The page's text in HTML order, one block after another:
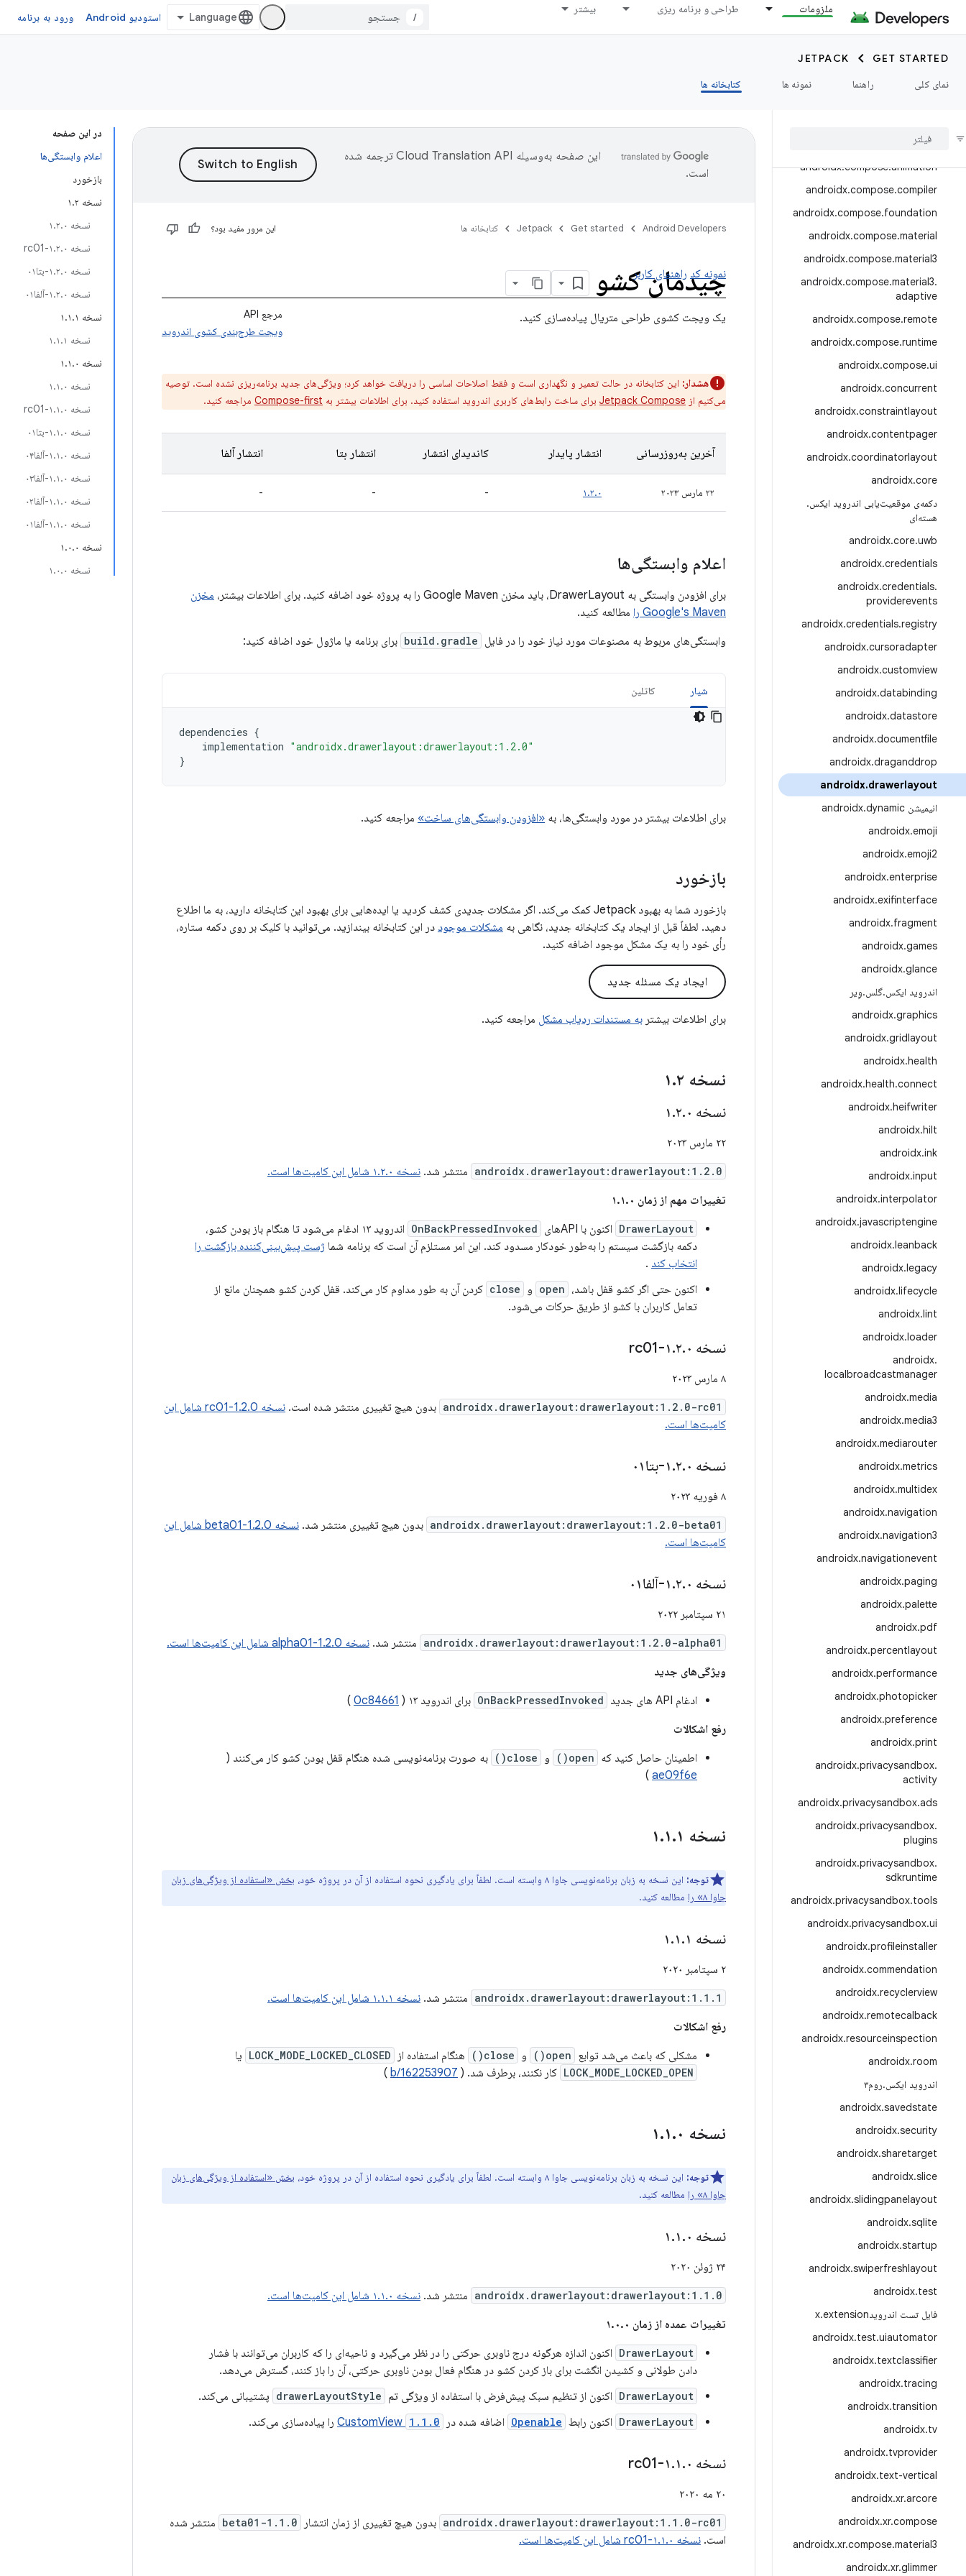
ملزومات طراحی و برنامه ریزی بیشتر
/ استودیو Android ورود به برنامه
GET STARTED
JETPACK
نمای کلی
راهنما نمونه ها کتابخانه ها
androidx.camera.media3
androidx.camera.viewfinder
androidx.car
compose
androidx.compose.animation
androidx.compose.compiler
androidx.compose.foundation
androidx.compose.material
androidx.compose.material3
androidx.compose.material3.
adaptive
androidx.compose.remote
androidx.compose.runtime
androidx.compose.ui
androidx.concurrent
androidx.constraintlayout
androidx.contentpager
androidx.coordinatorlayout
androidx.core
دکمه‌ی موقعیت‌یابی اندروید ایکس.
هسته‌ای
androidx.core.uwb
androidx.credentials
androidx.credentials.
providerevents
androidx.credentials.registry
androidx.cursoradapter
androidx.customview
androidx.databinding
androidx.datastore
androidx.documentfile
androidx.draganddrop
androidx.drawerlayout
انیمیشن androidx
.dynamic
androidx.emoji
androidx.emoji2
androidx.enterprise
androidx.exifinterface
androidx.fragment
androidx.games
androidx.glance
اندروید ایکس.گلس.وِیر
androidx.graphics
androidx.gridlayout
androidx.health
androidx.health.connect
androidx.heifwriter
androidx.hilt
androidx.ink
androidx.input
androidx.interpolator
androidx.javascriptengine
androidx.leanback
androidx.legacy
androidx.lifecycle
androidx.lint
androidx.loader
androidx.
localbroadcastmanager
androidx.media
androidx.media3
androidx.mediarouter
androidx.metrics
androidx.multidex
androidx.navigation
androidx.navigation3
androidx.navigationevent
androidx.paging
androidx.palette
androidx.pdf
androidx.percentlayout
androidx.performance
androidx.photopicker
androidx.preference
androidx.print
androidx.privacysandbox.
activity
androidx.privacysandbox.ads
androidx.privacysandbox.
plugins
androidx.privacysandbox.
sdkruntime
androidx.privacysandbox.tools
androidx.privacysandbox.ui
androidx.profileinstaller
androidx.commendation
androidx.recyclerview
androidx.remotecalback
androidx.resourceinspection
androidx.room
اندروید ایکس.روم۳
androidx.savedstate
androidx.security
androidx.sharetarget
androidx.slice
androidx.slidingpanelayout
androidx.sqlite
androidx.startup
androidx.swiperfreshlayout
androidx.test
فایل تست اندرویدx
.extension
androidx.test.uiautomator
androidx.textclassifier
androidx.tracing
androidx.transition
androidx.tv
androidx.tvprovider
androidx.text-vertical
androidx.xr.arcore
androidx.xr.compose
androidx.xr.compose.material3
androidx.xr.glimmer
در این صفحه
اعلام وابستگی‌ها
بازخورد
نسخه ۱.۲
نسخه ۱.۲.۰
نسخه ۱.۲.۰-rc01
نسخه ۱.۲.۰-بتا۰۱
نسخه ۱.۲.۰-آلفا۰۱
نسخه ۱.۱.۱
نسخه ۱.۱.۱
نسخه ۱.۱.۰
نسخه ۱.۱.۰
نسخه ۱.۱.۰-rc01
نسخه ۱.۱.۰-بتا۰۱
نسخه ۱.۱.۰-آلفا۰۴
نسخه ۱.۱.۰-آلفا۰۳
نسخه ۱.۱.۰-آلفا۰۲
نسخه ۱.۱.۰-آلفا۰۱
نسخه ۱.۰.۰
نسخه ۱.۰.۰
این صفحه به‌وسیله
ترجمه شده
است.
Android Developers
Get started
Jetpack کتابخانه ها این مرور مفید بود؟
چیدمان کشو
نمونه کد راهنمای کاربر
مرجع API
ویجت طرح‌بندی کشوی اندروید
یک ویجت کشوی طراحی متریال پیاده‌سازی کنید.
هشدار: این کتابخانه در حالت تعمیر و نگهداری است و فقط اصلاحات اساسی را دریافت خواهد کرد؛ ویژگی‌های جدید برنامه‌ریزی نشده است. توصیه
می‌کنیم از Jetpack Compose برای ساخت رابط‌های کاربری اندروید استفاده کنید. برای اطلاعات بیشتر به Compose-first مراجعه کنید.
آخرین به‌روزرسانی انتشار پایدار کاندیدای انتشار انتشار بتا انتشار آلفا
۲۲ مارس ۲۰۲۳ ۱.۲.۰ -
-
-
اعلام وابستگی‌ها
برای افزودن وابستگی به DrawerLayout، باید مخزن Google Maven را به پروژه خود اضافه کنید. برای اطلاعات بیشتر،
مخزن
Google's Maven را
مطالعه کنید.
وابستگی‌های مربوط به مصنوعات مورد نیاز خود را در فایل build.gradle برای برنامه یا ماژول خود اضافه کنید:
شیار کاتلین
dependencies {
implementation "androidx.drawerlayout:drawerlayout:1.2.0"
}
برای اطلاعات بیشتر در مورد وابستگی‌ها، به «افزودن وابستگی‌های ساخت» مراجعه کنید.
بازخورد
بازخورد شما به بهبود Jetpack کمک می‌کند. اگر مشکلات جدیدی کشف کردید یا ایده‌هایی برای بهبود این کتابخانه دارید، به ما اطلاع
دهید. لطفاً قبل از ایجاد یک کتابخانه جدید، نگاهی به مشکلات موجود در این کتابخانه بیندازید. می‌توانید با کلیک بر روی دکمه ستاره،
رأی خود را به یک مشکل موجود اضافه کنید.
ایجاد یک مسئله جدید
برای اطلاعات بیشتر به مستندات ردیاب مشکل مراجعه کنید.
نسخه ۱ .۲
نسخه ۱ .۲.۰
۲۲ مارس ۲۰۲۳
androidx.drawerlayout:drawerlayout:1.2.0 منتشر شد. نسخه ۱.۲.۰ شامل این کامیت‌ها است.
تغییرات مهم از زمان ۱.۱.۰
DrawerLayout اکنون با APIهای OnBackPressedInvoked
اندروید ۱۳ ادغام می‌شود تا هنگام باز بودن کشو،
دکمه بازگشت سیستم را به‌طور خودکار مسدود کند. این امر مستلزم آن است که برنامه شما ژست پیش‌بینی‌کننده بازگشت را
انتخاب کند .
اکنون حتی اگر کشو قفل باشد، open و close کردن آن به طور مداوم کار می‌کند. قفل کردن کشو همچنان مانع از
تعامل کاربران با کشو از طریق حرکات می‌شود.
نسخه ۱ .۲.۰-rc01
۸ مارس ۲۰۲۳
androidx.drawerlayout:drawerlayout:1.2.0-rc01 بدون هیچ تغییری منتشر شده است.
نسخه 1.2.0-rc01 شامل این
کامیت‌ها است.
نسخه ۱ .۲.۰-بتا۰۱
۸ فوریه ۲۰۲۳
androidx.drawerlayout:drawerlayout:1.2.0-beta01 بدون هیچ تغییری منتشر شد.
نسخه 1.2.0-beta01 شامل این
کامیت‌ها است.
نسخه ۱ .۲.۰-آلفا۰۱
۲۱ سپتامبر ۲۰۲۲
androidx.drawerlayout:drawerlayout:1.2.0-alpha01 منتشر شد. نسخه 1.2.0-alpha01 شامل این کامیت‌ها است.
ویژگی‌های جدید
ادغام API های جدید
OnBackPressedInvoked برای اندروید ۱۳ ( 0c84661
)
رفع اشکالات
اطمینان حاصل کنید که open() و close()
به صورت برنامه‌نویسی شده هنگام قفل بودن کشو کار می‌کنند (
ae09f6e
)
نسخه ۱ .۱.۱
توجه: این نسخه به زبان برنامه‌نویسی جاوا ۸ وابسته است. لطفاً برای یادگیری نحوه استفاده از آن در پروژه خود،
بخش «استفاده از ویژگی‌های زبان
جاوا ۸» را
مطالعه کنید.
نسخه ۱ .۱.۱
۲ سپتامبر ۲۰۲۰
androidx.drawerlayout:drawerlayout:1.1.1 منتشر شد. نسخه ۱.۱.۱ شامل این کامیت‌ها است.
رفع اشکالات
مشکلی که باعث می‌شد توابع open() و close() هنگام استفاده از LOCK_MODE_LOCKED_CLOSED یا
LOCK_MODE_LOCKED_OPEN کار نکنند، برطرف شد. ( b/162253907
)
نسخه ۱ .۱.۰
توجه: این نسخه به زبان برنامه‌نویسی جاوا ۸ وابسته است. لطفاً برای یادگیری نحوه استفاده از آن در پروژه خود،
بخش «استفاده از ویژگی‌های زبان
جاوا ۸» را
مطالعه کنید.
نسخه ۱ .۱.۰
۲۴ ژوئن ۲۰۲۰
androidx.drawerlayout:drawerlayout:1.1.0 منتشر شد. نسخه ۱.۱.۰ شامل این کامیت‌ها است.
تغییرات عمده از زمان ۱.۰.۰
DrawerLayout اکنون اندازه هرگونه درج ناوبری حرکتی را در نظر می‌گیرد و ناحیه‌ای را که کاربران می‌توانند با فشار
دادن طولانی و کشیدن انگشت برای باز کردن کشو در هنگام فعال بودن ناوبری حرکتی، آن را باز کنند، گسترش می‌دهد.
DrawerLayout اکنون از تنظیم سبک پیش‌فرض با استفاده از ویژگی تم drawerLayoutStyle پشتیبانی می‌کند.
DrawerLayout اکنون رابط Openable اضافه شده در CustomView 1.1.0 را پیاده‌سازی می‌کند.
نسخه ۱ .۱.۰-rc01
۲۰ مه ۲۰۲۰
androidx.drawerlayout:drawerlayout:1.1.0-rc01 بدون هیچ تغییری از زمان انتشار 1.1.0-beta01
منتشر شده
است. نسخه ۱.۱.۰-rc01 شامل این کامیت‌ها است.